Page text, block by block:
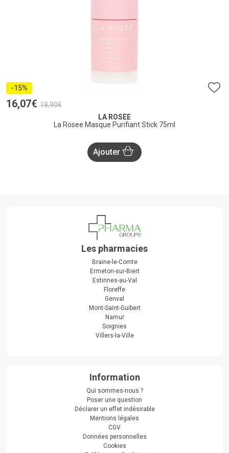
-15%
16,07€ 18,90€
LA ROSÉE
La Rosee Masque Purifiant Stick 75ml
Ajouter
Les pharmacies
Braine-le-Comte
Ermeton-sur-Biert
Estinnes-au-Val
Floreffe
Genval
Mont-Saint-Guibert
Namur
Soignies
Villers-la-Ville
Information
Qui sommes-nous ?
Poser une question
Déclarer un effet indésirable
Mentions légales
CGV
Données personnelles
Cookies